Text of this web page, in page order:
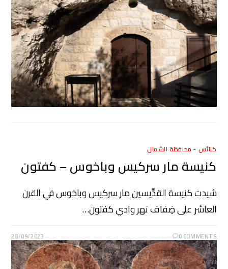
كنائس - محافظة الشمال
كنيسة مار سركيس وباخوس – كفتون
شيدت كنيسة القدِّيسين مار سركيس وباخوس في القرن
العاشر على ضِفاف نهر وادي كفتون…
0 COMMENTS
28/09/2023